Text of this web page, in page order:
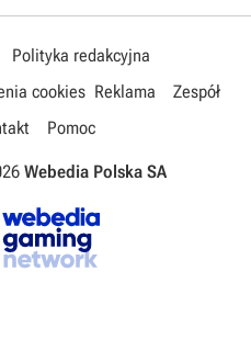
Polityka redakcyjna
cookies Reklama
Zespół
Pomoc
Webedia Polska SA